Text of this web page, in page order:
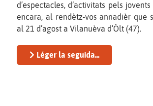
d’espectacles, d’activitats pels
encara, al rendètz-vos annadièr que
al 21 d’agost a Vilanuèva d’Òlt (47).
Léger la seguida...